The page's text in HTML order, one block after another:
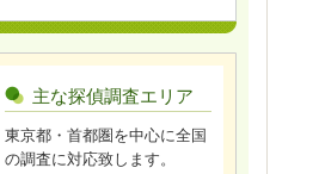
主な探偵調査エリア
東京都・首都圏を中心に全国
の調査に対応致します。